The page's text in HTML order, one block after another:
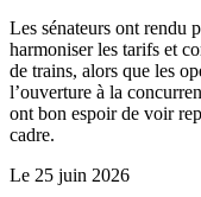
Les sénateurs ont rendu
harmoniser les tarifs et
de trains, alors que les
l’ouverture à la
ont bon espoir de voir
cadre.
Le 25 juin 2026